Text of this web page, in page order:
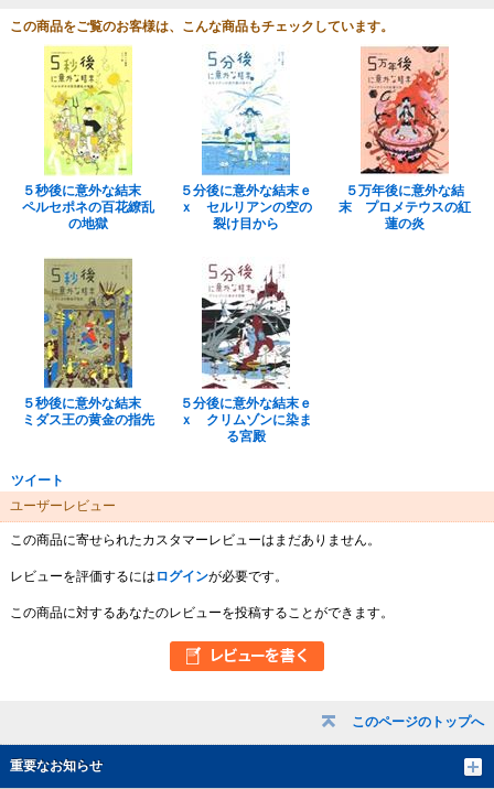
このページのトップへ
重要なお知らせ
この商品をご覧のお客様は、こんな商品もチェックしています。
５秒後に意外な結末
ペルセポネの百花繚乱
の地獄
５分後に意外な結末ｅ
ｘ セルリアンの空の
裂け目から
５万年後に意外な結
末 プロメテウスの紅
蓮の炎
５秒後に意外な結末
ミダス王の黄金の指先
５分後に意外な結末ｅ
ｘ クリムゾンに染ま
る宮殿
ツイート
ユーザーレビュー
この商品に寄せられたカスタマーレビューはまだありません。
レビューを評価するには ログインが必要です。
この商品に対するあなたのレビューを投稿することができます。